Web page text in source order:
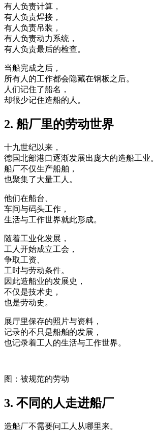
有人负责计算，
有人负责焊接，
有人负责吊装，
有人负责动力系统，
有人负责最后的检查。
当船完成之后，
所有人的工作都会隐藏在钢板之后。
人们记住了船名，
却很少记住造船的人。
2. 船厂里的劳动世界
十九世纪以来，
德国北部港口逐渐发展出庞大的造船工业。
船厂不仅生产船舶，
也聚集了大量工人。
他们在船台、
车间与码头工作，
生活与工作世界就此形成。
随着工业化发展，
工人开始成立工会，
争取工资、
工时与劳动条件。
因此造船业的发展史，
不仅是技术史，
也是劳动史。
展厅里保存的照片与资料，
记录的不只是船舶的发展，
也记录着工人的生活与工作世界。
图：被规范的劳动
3. 不同的人走进船厂
造船厂不需要问工人从哪里来。